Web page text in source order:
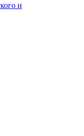
и